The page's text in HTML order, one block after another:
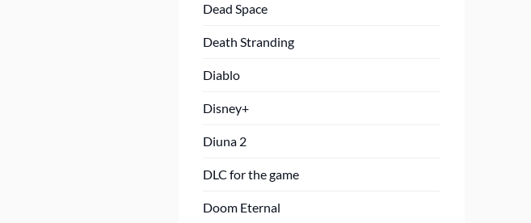
Dead Space
Death Stranding
Diablo
Disney+
Diuna 2
DLC for the game
Doom Eternal